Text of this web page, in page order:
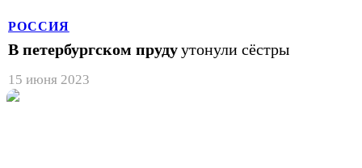
РОССИЯ
В петербургском прудуутонули сёстры
15 июня 2023